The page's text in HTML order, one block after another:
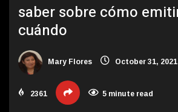
saber sobre cómo
cuándo
Mary Flores October 31, 2021
2361 5 minute read